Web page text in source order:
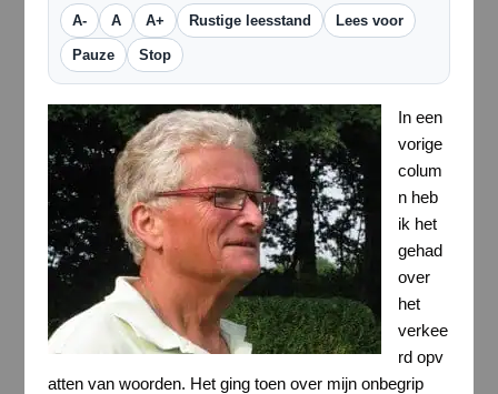
A- A A+ Rustige leesstand Lees voor
Pauze Stop
In een
vorige
colum
n heb
ik het
gehad
over
het
verkee
rd opv
atten van woorden. Het ging toen over mijn onbegrip